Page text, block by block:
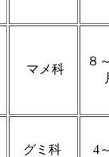
マメ科
８
グミ科 4